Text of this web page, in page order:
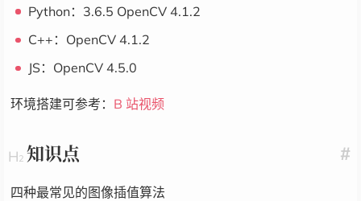
Python：3.6.5 OpenCV 4.1.2
C++：OpenCV 4.1.2
JS：OpenCV 4.5.0
环境搭建可参考： B 站视频
#
知识点
四种最常见的图像插值算法